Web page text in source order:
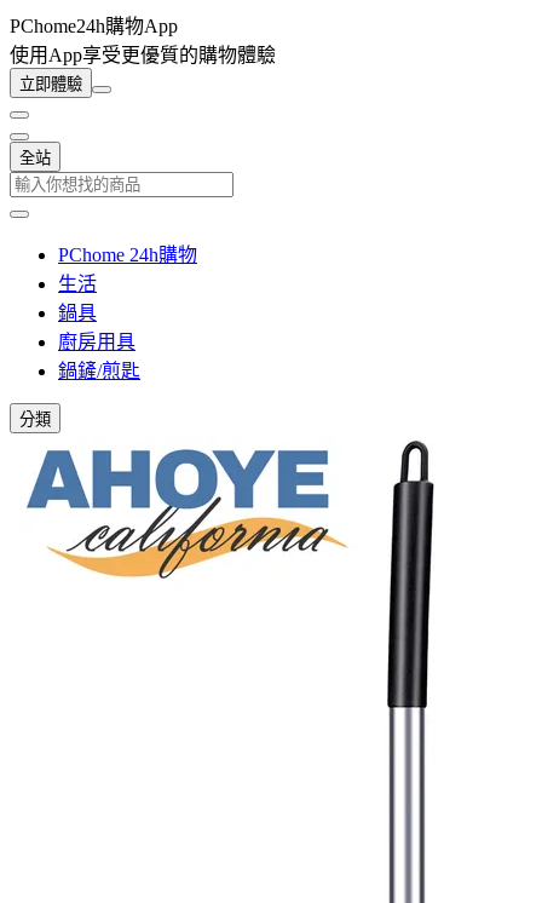
PChome24h購物App
使用App享受更優質的購物體驗
立即體驗
全站
PChome 24h購物
生活
鍋具
廚房用具
鍋鏟/煎匙
分類